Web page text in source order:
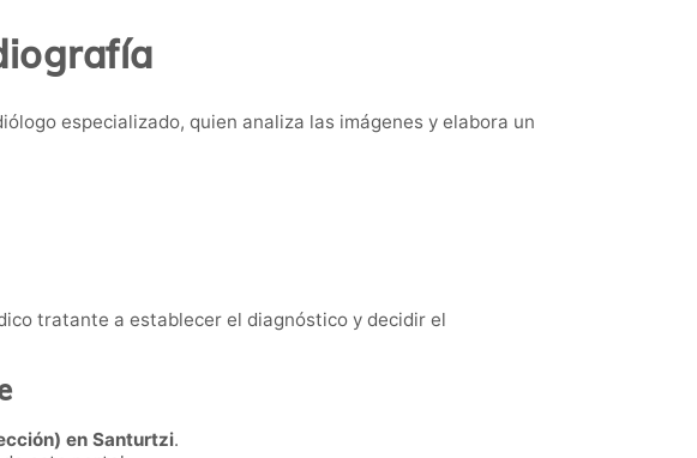
especializado, quien analiza las imágenes y elabora un
tratante a establecer el diagnóstico y decidir el
en Santurtzi.